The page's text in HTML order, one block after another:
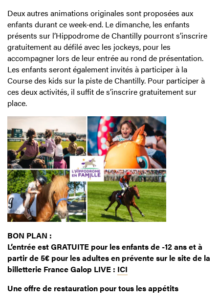
Deux autres animations originales sont proposées aux
enfants durant ce week-end. Le dimanche, les enfants
présents sur l’Hippodrome de Chantilly pourront s’inscrire
gratuitement au défilé avec les jockeys, pour les
accompagner lors de leur entrée au rond de présentation.
Les enfants seront également invités à participer à la
Course des kids sur la piste de Chantilly. Pour participer à
ces deux activités, il suffit de s’inscrire gratuitement sur
place.
BON PLAN :
L’entrée est GRATUITE pour les enfants de -12 ans et à
partir de 5€ pour les adultes en prévente sur le site de la
billetterie France Galop LIVE : ICI
Une offre de restauration pour tous les appétits